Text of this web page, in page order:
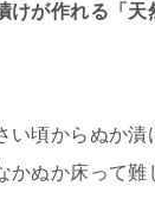
けが作れる「
頃からぬか漬
ぬか床って難